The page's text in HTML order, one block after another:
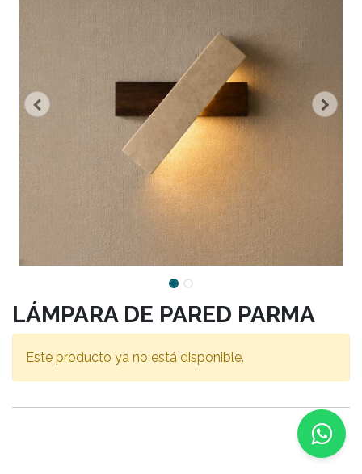
LÁMPARA DE PARED PARMA
Este producto ya no está disponible.